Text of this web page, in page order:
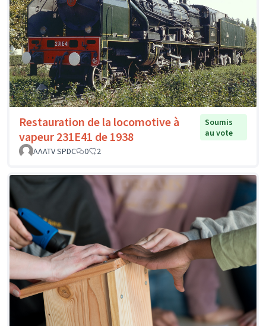
Restauration de la locomotive à
vapeur 231E41 de 1938
Soumis
au vote
AAATV SPDC
0 2